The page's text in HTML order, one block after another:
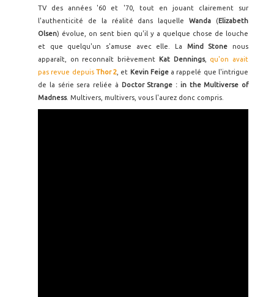
TV des années '60 et '70, tout en jouant clairement sur
l'authenticité de la réalité dans laquelleWanda (Elizabeth
Olsen) évolue, on sent bien qu'il y a quelque chose de louche
et que quelqu'un s'amuse avec elle. La Mind Stonenous
apparaît, on reconnaît brièvement
Kat Dennings, qu'on avait
pas revue depuis Thor 2 , et Kevin Feige a rappelé que l'intrigue
de la série sera reliée à
Doctor Strange : in the Multiverse of
Madness. Multivers, multivers, vous l'aurez donc compris.